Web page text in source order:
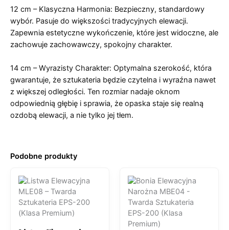
12 cm – Klasyczna Harmonia: Bezpieczny, standardowy
wybór. Pasuje do większości tradycyjnych elewacji.
Zapewnia estetyczne wykończenie, które jest widoczne, ale
zachowuje zachowawczy, spokojny charakter.
14 cm – Wyrazisty Charakter: Optymalna szerokość, która
gwarantuje, że sztukateria będzie czytelna i wyraźna nawet
z większej odległości. Ten rozmiar nadaje oknom
odpowiednią głębię i sprawia, że opaska staje się realną
ozdobą elewacji, a nie tylko jej tłem.
Podobne produkty